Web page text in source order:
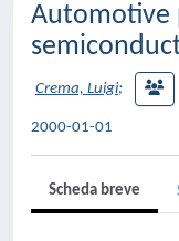
Automotive
Crema, Luigi;
2000-01-01
Scheda breve